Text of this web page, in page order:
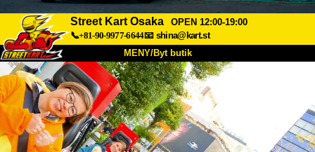
Street Kart Osaka
OPEN 12:00-19:00
📞+81-90-9977-6644📧 shina@kart.st
MENY/Byt butik
HEM
Om oss Specifikationer
Hitta hit Röster